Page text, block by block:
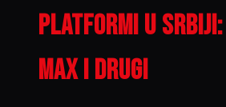
platformi u
Max i drugi